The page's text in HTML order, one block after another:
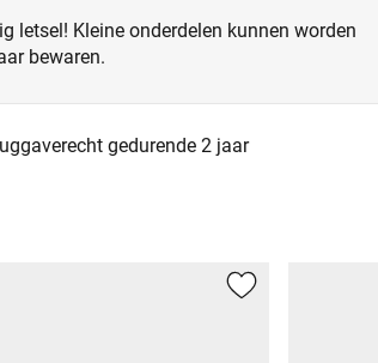
letsel! Kleine onderdelen kunnen worden
bewaren.
gedurende 2 jaar